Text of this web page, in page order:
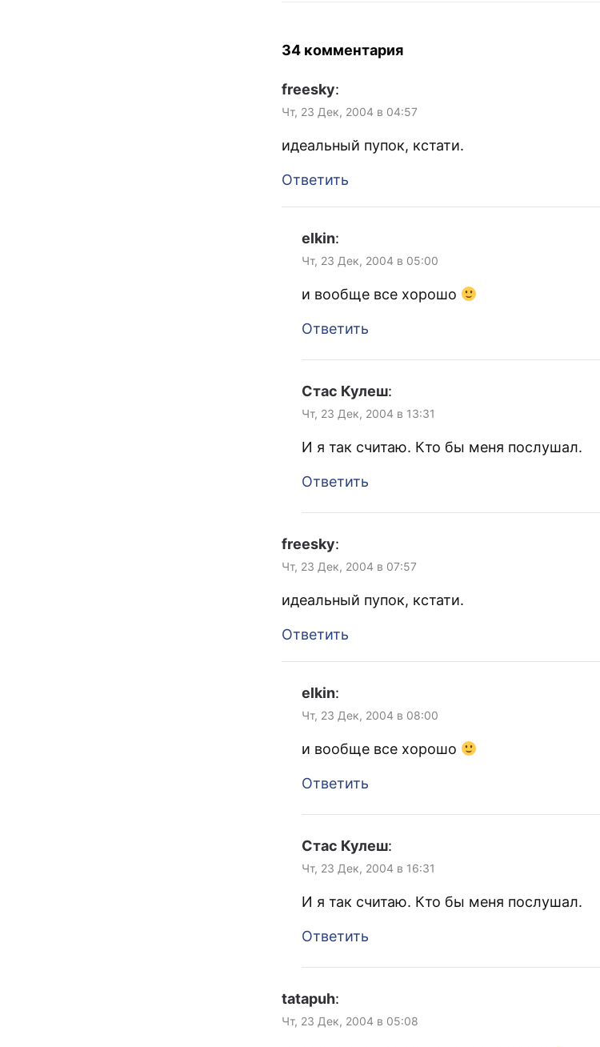
34 комментария
freesky:
Чт, 23 Дек, 2004 в 04:57
идеальный пупок, кстати.
Ответить
elkin:
Чт, 23 Дек, 2004 в 05:00
и вообще все хорошо
Ответить
Стас Кулеш:
Чт, 23 Дек, 2004 в 13:31
И я так считаю. Кто бы меня послушал.
Ответить
freesky:
Чт, 23 Дек, 2004 в 07:57
идеальный пупок, кстати.
Ответить
elkin:
Чт, 23 Дек, 2004 в 08:00
и вообще все хорошо
Ответить
Стас Кулеш:
Чт, 23 Дек, 2004 в 16:31
И я так считаю. Кто бы меня послушал.
Ответить
tatapuh:
Чт, 23 Дек, 2004 в 05:08